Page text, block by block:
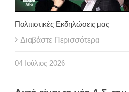
Πολιτιστικές Εκδηλώσεις μας
Διαβάστε Περισσότερα
04 Ιούλιος 2026